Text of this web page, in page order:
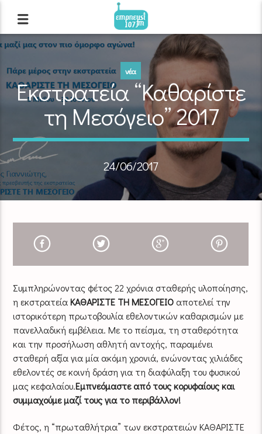
νέα
Εκστρατεία “Καθαρίστε
τη Μεσόγειο” 2017
24/06/2017
Συμπληρώνοντας φέτος 22 χρόνια σταθερής υλοποίησης,
η εκστρατείαΚΑΘΑΡΙΣΤΕ ΤΗ ΜΕΣΟΓΕΙΟ αποτελεί την
ιστορικότερη πρωτοβουλία εθελοντικών καθαρισμών με
πανελλαδική εμβέλεια. Με το πείσμα, τη σταθερότητα
και την προσήλωση αθλητή αντοχής, παραμένει
σταθερή αξία για μία ακόμη χρονιά, ενώνοντας χιλιάδες
εθελοντές σε κοινή δράση για τη διαφύλαξη του φυσικού
μας κεφαλαίου.Εμπνεόμαστε από τους κορυφαίους και
συμμαχούμε μαζί τους για το περιβάλλον!
Φέτος, η “πρωταθλήτρια” των εκστρατειών ΚΑΘΑΡΙΣΤΕ